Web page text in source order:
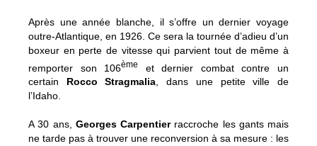
Après une année blanche, il s’offre un dernier voyage
outre-Atlantique, en 1926. Ce sera la tournée d’adieu d’un
boxeur en perte de vitesse qui parvient tout de même à
remporter son 106ème
et dernier combat contre un
certain Rocco Stragmalia, dans une petite ville de
l’Idaho.
A 30 ans, Georges Carpentierraccroche les gants mais
ne tarde pas à trouver une reconversion à sa mesure : les